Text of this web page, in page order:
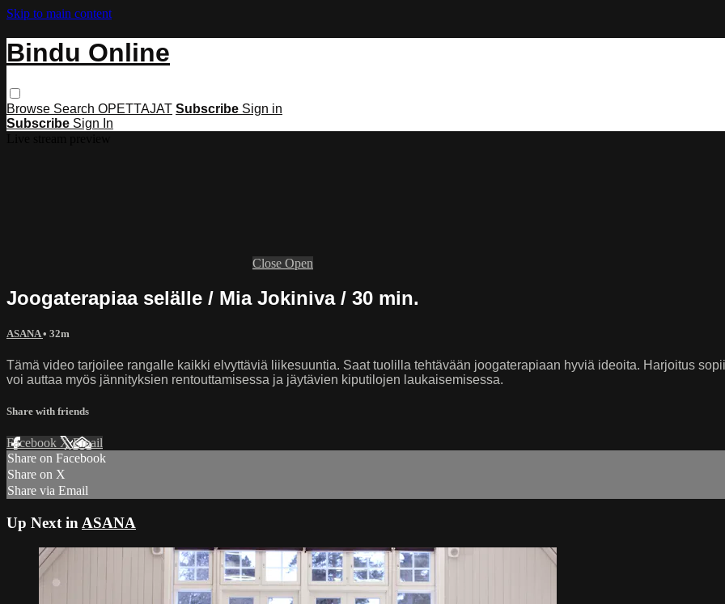
Skip to main content
Bindu Online
Browse Search OPETTAJAT Subscribe Sign in
Subscribe Sign In
Close Open
Joogaterapiaa selälle / Mia Jokiniva / 30 min.
ASANA• 32m
Tämä video tarjoilee rangalle kaikki elvyttäviä liikesuuntia. Saat tuolilla tehtävään joogaterapiaan hyviä ideoita. Harjoitus
voi auttaa myös jännityksien rentouttamisessa ja jäytävien kiputilojen laukaisemisessa.
Share with friends
Facebook XEmail
Share on Facebook
Share on X
Share via Email
Up Next in ASANA